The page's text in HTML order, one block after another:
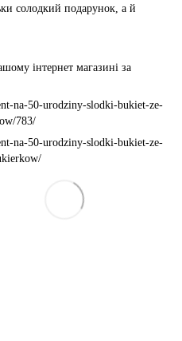
солодкий подарунок, а й
інтернет магазині за
na-50-urodziny-slodki-bukiet-ze-
783/
na-50-urodziny-slodki-bukiet-ze-